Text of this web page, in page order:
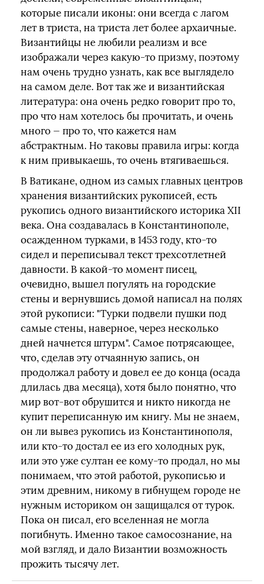
которые писали иконы: они всегда с лагом
лет в триста, на триста лет более архаичные.
Византийцы не любили реализм и все
изображали через какую-то призму, поэтому
нам очень трудно узнать, как все выглядело
на самом деле. Вот так же и византийская
литература: она очень редко говорит про то,
про что нам хотелось бы прочитать, и очень
много — про то, что кажется нам
абстрактным. Но таковы правила игры: когда
к ним привыкаешь, то очень втягиваешься.
В Ватикане, одном из самых главных центров
хранения византийских рукописей, есть
рукопись одного византийского историка XII
века. Она создавалась в Константинополе,
осажденном турками, в 1453 году, кто-то
сидел и переписывал текст трехсотлетней
давности. В какой-то момент писец,
очевидно, вышел погулять на городские
стены и вернувшись домой написал на полях
этой рукописи: "Турки подвели пушки под
самые стены, наверное, через несколько
дней начнется штурм". Самое потрясающее,
что, сделав эту отчаянную запись, он
продолжал работу и довел ее до конца (осада
длилась два месяца), хотя было понятно, что
мир вот-вот обрушится и никто никогда не
купит переписанную им книгу. Мы не знаем,
он ли вывез рукопись из Константинополя,
или кто-то достал ее из его холодных рук,
или это уже султан ее кому-то продал, но мы
понимаем, что этой работой, рукописью и
этим древним, никому в гибнущем городе не
нужным историком он защищался от турок.
Пока он писал, его вселенная не могла
погибнуть. Именно такое самосознание, на
мой взгляд, и дало Византии возможность
прожить тысячу лет.